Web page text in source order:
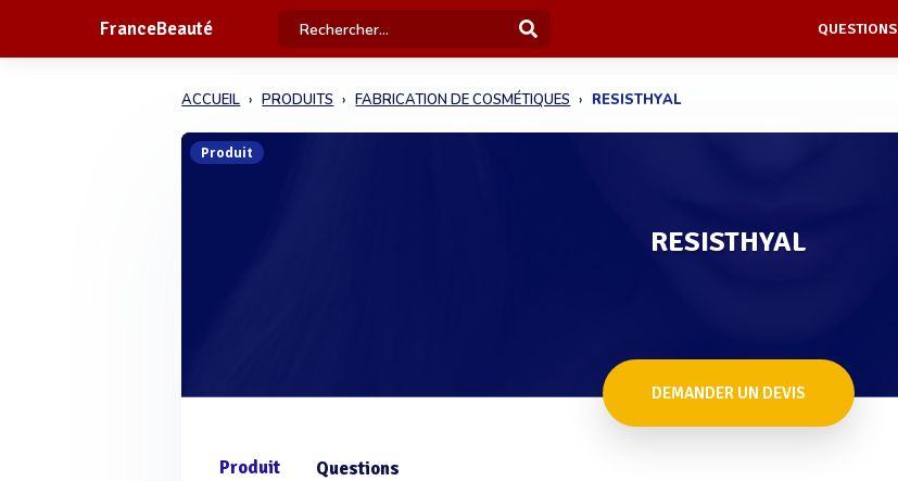
FranceBeauté QUESTIONS
ACCUEIL PRODUITS FABRICATION DE COSMÉTIQUES RESISTHYAL
Produit
RESISTHYAL
DEMANDER UN DEVIS
Produit Questions